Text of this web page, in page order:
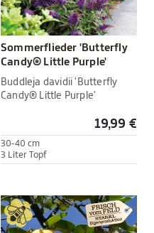
Sommerflieder 'Butterfly
Candy® Little Purple'
Buddleja davidii 'Butterfly
Candy® Little Purple'
19,99 €
30-40 cm
3 Liter Topf